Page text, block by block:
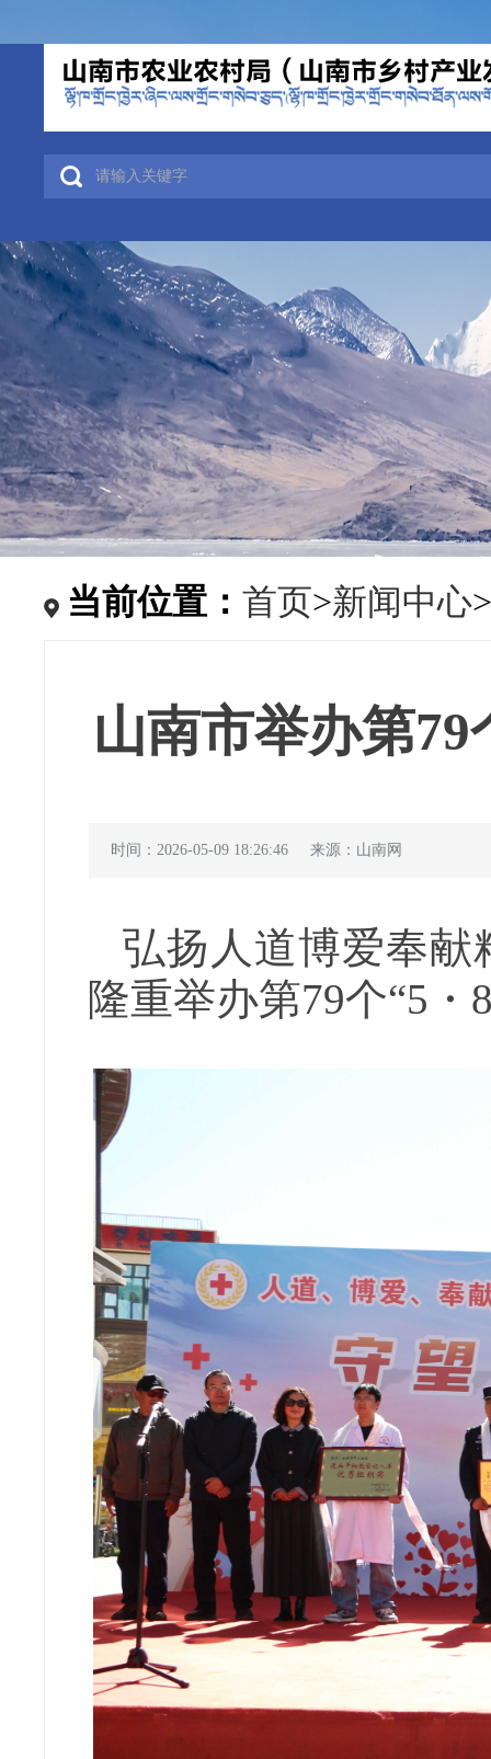
当前位置： 首页>新闻中心>
山南市举办第
时间：2026-05-09 18:26:46 来源：山南网
弘扬人道博爱奉
隆重举办第79个“5